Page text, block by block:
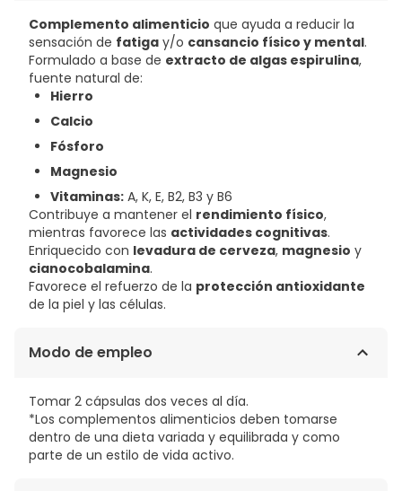
Complemento alimenticio que ayuda a reducir la
sensación de fatiga y/o cansancio físico y mental.
Formulado a base de extracto de algas espirulina,
fuente natural de:
Hierro
Calcio
Fósforo
Magnesio
Vitaminas: A, K, E, B2, B3 y B6
Contribuye a mantener el rendimiento físico,
mientras favorece las actividades cognitivas.
Enriquecido con levadura de cerveza, magnesio y
cianocobalamina.
Favorece el refuerzo de la protección antioxidante
de la piel y las células.
Modo de empleo
Tomar 2 cápsulas dos veces al día.
*Los complementos alimenticios deben tomarse
dentro de una dieta variada y equilibrada y como
parte de un estilo de vida activo.